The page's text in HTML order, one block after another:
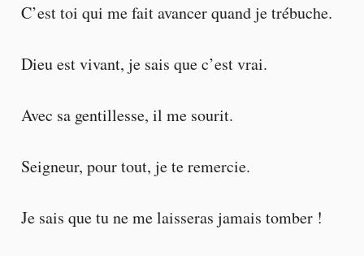
C’est toi qui me fait avancer quand je trébuche.
Dieu est vivant, je sais que c’est vrai.
Avec sa gentillesse, il me sourit.
Seigneur, pour tout, je te remercie.
Je sais que tu ne me laisseras jamais tomber !